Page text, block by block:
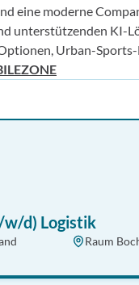
eine moderne
unterstützenden KI-
Urban-
d) Logistik
Raum